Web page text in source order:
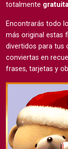
totalmente
Encontrarás todo
más original estas
divertidos para tus
conviertas en
frases, tarjetas y